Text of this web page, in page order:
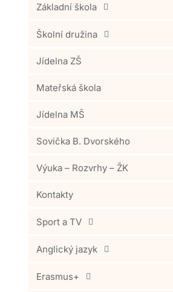
Základní škola
Školní družina
Jídelna ZŠ
Mateřská škola
Jídelna MŠ
Sovička B. Dvorského
Výuka – Rozvrhy – ŽK
Kontakty
Sport a TV
Anglický jazyk
Erasmus+